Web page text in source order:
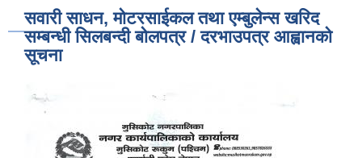
सवारी साधन, मोटरसाईकल तथा एम्बुलेन्स खरिद
सम्बन्धी सिलबन्दी बोलपत्र / दरभाउपत्र आह्वानको
सूचना